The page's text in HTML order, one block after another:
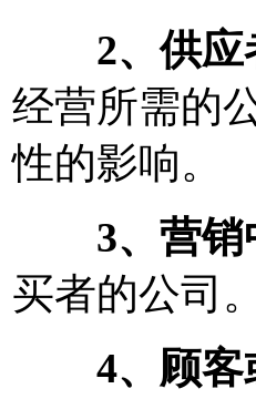
2、供应
经营所需的
性的影响。
3、营销
买者的公司。
4、顾客